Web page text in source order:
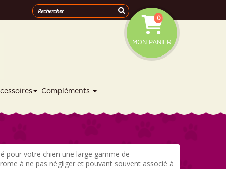
MON PANIER
0
Compléments
pour votre chien une large gamme de
à ne pas négliger et pouvant souvent associé à